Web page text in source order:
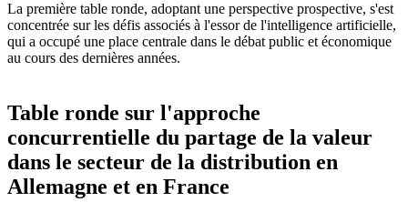
La première table ronde, adoptant une perspective prospective, s'est
concentrée sur les défis associés à l'essor de l'intelligence artificielle,
qui a occupé une place centrale dans le débat public et économique
au cours des dernières années.
Table ronde sur l'approche
concurrentielle du partage de la valeur
dans le secteur de la distribution en
Allemagne et en France